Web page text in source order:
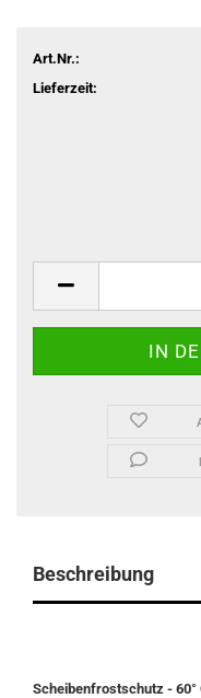
Art.Nr.:
Lieferzeit:
Beschreibung
Scheibenfrostschutz -